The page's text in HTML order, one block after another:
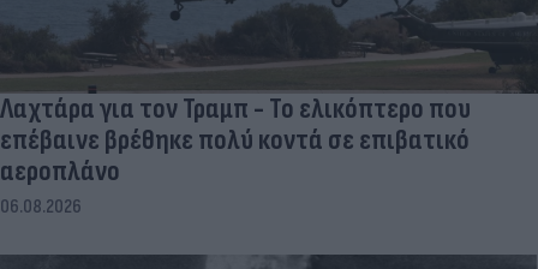
Λαχτάρα για τον Τραμπ - Το ελικόπτερο που
επέβαινε βρέθηκε πολύ κοντά σε επιβατικό
αεροπλάνο
06.08.2026